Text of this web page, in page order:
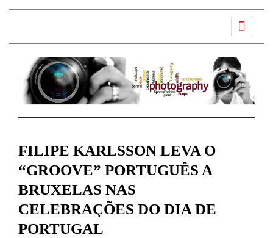
FILIPE KARLSSON LEVA O
“GROOVE” PORTUGUÊS A
BRUXELAS NAS
CELEBRAÇÕES DO DIA DE
PORTUGAL
Ano
Mês
Próximo
Próximo